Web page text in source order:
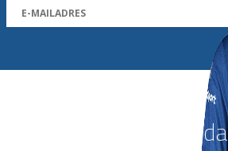
Word nu lid van Rohda